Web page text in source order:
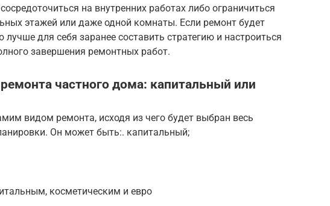
на внутренних работах либо ограничиться
этажей или даже одной комнаты. Если ремонт будет
лучше для себя заранее составить стратегию и настроиться
завершения ремонтных работ.
частного дома: капитальный или
видом ремонта, исходя из чего будет выбран весь
Он может быть:. капитальный;
косметическим и евро